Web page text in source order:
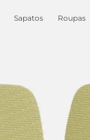
Sapatos Roupas